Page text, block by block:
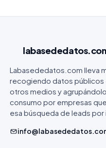
labasededatos
Labasededatos.com lleva
recogiendo datos públicos
otros medios y
consumo por empresas
esa búsqueda de leads por